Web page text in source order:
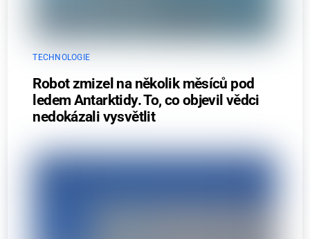
TECHNOLOGIE
Robot zmizel na několik měsíců pod
ledem Antarktidy. To, co objevil vědci
nedokázali vysvětlit